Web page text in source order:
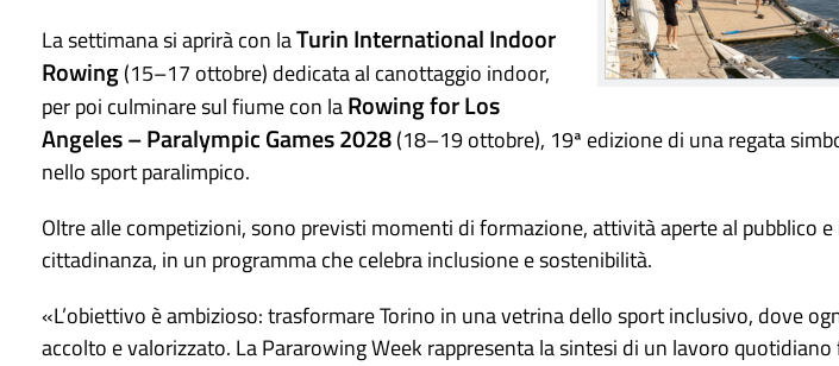
La settimana si aprirà con laTurin International Indoor
Rowing(15–17 ottobre) dedicata al canottaggio indoor,
per poi culminare sul fiume con laRowing for Los
Angeles – Paralympic Games 2028(18–19 ottobre), 19ª edizione di una regata
nello sport paralimpico.
Oltre alle competizioni, sono previsti momenti di formazione, attività aperte al pubblico
cittadinanza, in un programma che celebra inclusione e sostenibilità.
«L’obiettivo è ambizioso: trasformare Torino in una vetrina dello sport inclusivo, dove
accolto e valorizzato. La Pararowing Week rappresenta la sintesi di un lavoro